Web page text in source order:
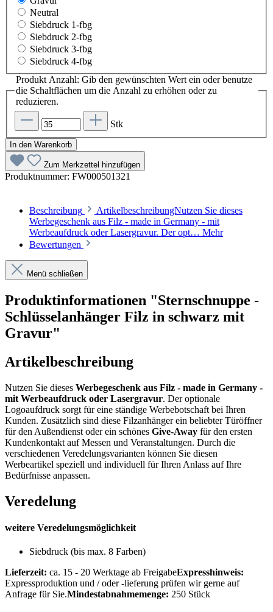
Neutral
Siebdruck 1-fbg
Siebdruck 2-fbg
Siebdruck 3-fbg
Siebdruck 4-fbg
Produkt Anzahl: Gib den gewünschten Wert ein oder benutze
die Schaltflächen um die Anzahl zu erhöhen oder zu
reduzieren.
Stk
In den Warenkorb
Zum Merkzettel hinzufügen
Produktnummer: FW000501321
Beschreibung
ArtikelbeschreibungNutzen Sie dieses
Werbegeschenk aus Filz - made in Germany - mit
Werbeaufdruck oder Lasergravur. Der opt… Mehr
Bewertungen
Menü schließen
Produktinformationen "Sternschnuppe -
Schlüsselanhänger Filz in schwarz mit
Gravur"
Artikelbeschreibung
Nutzen Sie dieses Werbegeschenk aus Filz - made in Germany -
mit Werbeaufdruck oder Lasergravur. Der optionale
Logoaufdruck sorgt für eine ständige Werbebotschaft bei Ihren
Kunden. Zusätzlich sind diese Filzanhänger ein beliebter Türöffner
für den Außendienst oder ein schönes Give-Away für den ersten
Kundenkontakt auf Messen und Veranstaltungen. Durch die
verschiedenen Veredelungsvarianten können Sie diesen
Werbeartikel speziell und individuell für Ihren Anlass auf Ihre
Bedürfnisse anpassen.
Veredelung
weitere Veredelungsmöglichkeit
Siebdruck (bis max. 8 Farben)
Lieferzeit: ca. 15 - 20 Werktage ab FreigabeExpresshinweis:
Expressproduktion und / oder -lieferung prüfen wir gerne auf
Anfrage für Sie.Mindestabnahmemenge: 250 Stück